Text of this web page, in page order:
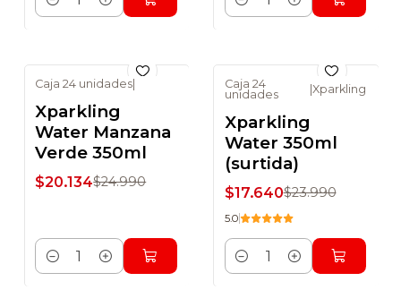
Cantidad Cantidad
Caja 24 unidades
Xparkling
Water Manzana
Verde 350ml
$20.134$24.990
Cantidad
-26% DSCTO
Caja 24
unidades
Xparkling
Xparkling
Water 350ml
(surtida)
$17.640$23.990
5.0
Cantidad